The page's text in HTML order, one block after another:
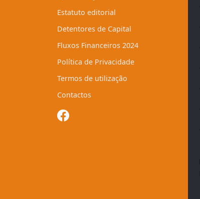
Estatuto editorial
Detentores de Capital
Fluxos Financeiros 2024
Política de Privacidade
Termos de utilização
Contactos